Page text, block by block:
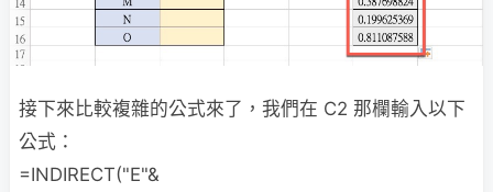
接下來比較複雜的公式來了，我們在 C2 那欄輸入以下
公式：
=INDIRECT("E"&